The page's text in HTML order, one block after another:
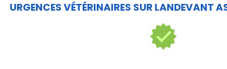
URGENCES VÉTÉRINAIRES SUR LANDEVANT